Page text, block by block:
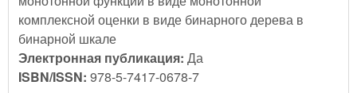
комплексной оценки в виде бинарного дерева в
бинарной шкале
Электронная публикация: Да
ISBN/ISSN: 978-5-7417-0678-7